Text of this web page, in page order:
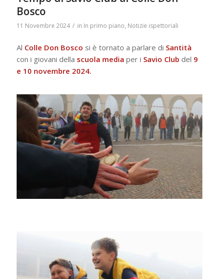
Bosco
11 Novembre 2024 / in In primo piano, Notizie ispettoriali
Al Colle Don Bosco si è tornato a parlare di Santità
con i giovani della scuola media per i Savio Club del 9
e 10 novembre 2024.